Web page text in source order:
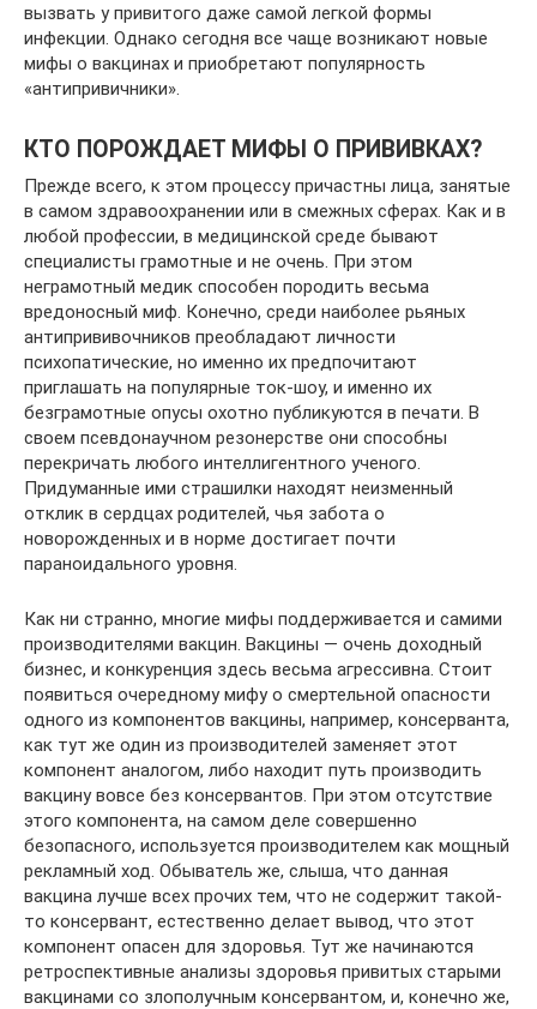
вызвать у привитого даже самой легкой формы
инфекции. Однако сегодня все чаще возникают новые
мифы о вакцинах и приобретают популярность
«антипривичники».
КТО ПОРОЖДАЕТ МИФЫ О ПРИВИВКАХ?
Прежде всего, к этом процессу причастны лица, занятые
в самом здравоохранении или в смежных сферах. Как и в
любой профессии, в медицинской среде бывают
специалисты грамотные и не очень. При этом
неграмотный медик способен породить весьма
вредоносный миф. Конечно, среди наиболее рьяных
антипрививочников преобладают личности
психопатические, но именно их предпочитают
приглашать на популярные ток-шоу, и именно их
безграмотные опусы охотно публикуются в печати. В
своем псевдонаучном резонерстве они способны
перекричать любого интеллигентного ученого.
Придуманные ими страшилки находят неизменный
отклик в сердцах родителей, чья забота о
новорожденных и в норме достигает почти
параноидального уровня.
Как ни странно, многие мифы поддерживается и самими
производителями вакцин. Вакцины — очень доходный
бизнес, и конкуренция здесь весьма агрессивна. Стоит
появиться очередному мифу о смертельной опасности
одного из компонентов вакцины, например, консерванта,
как тут же один из производителей заменяет этот
компонент аналогом, либо находит путь производить
вакцину вовсе без консервантов. При этом отсутствие
этого компонента, на самом деле совершенно
безопасного, используется производителем как мощный
рекламный ход. Обыватель же, слыша, что данная
вакцина лучше всех прочих тем, что не содержит такой-
то консервант, естественно делает вывод, что этот
компонент опасен для здоровья. Тут же начинаются
ретроспективные анализы здоровья привитых старыми
вакцинами со злополучным консервантом, и, конечно же,